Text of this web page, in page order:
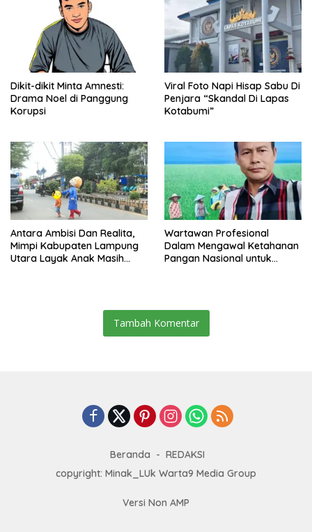
Dikit-dikit Minta Amnesti:
Drama Noel di Panggung
Korupsi
Viral Foto Napi Hisap Sabu Di
Penjara “Skandal Di Lapas
Kotabumi”
Antara Ambisi Dan Realita,
Mimpi Kabupaten Lampung
Utara Layak Anak Masih
Wartawan Profesional
Dalam Mengawal Ketahanan
Pangan Nasional untuk
Distribusi Pupuk, Oleh :
Jamhari*
Tambah Komentar
Beranda
REDAKSI
copyright: Minak_LUk Warta9 Media Group
Versi Non AMP